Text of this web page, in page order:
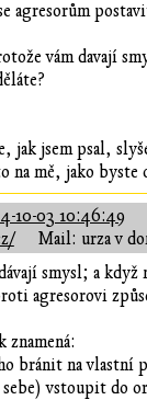
agresorům
vám davají
jak jsem psal,
na mě, jako byste
10-03 10:46:49
Mail: urza v
smysl; a
agresorovi
bránit na
vstoupit do